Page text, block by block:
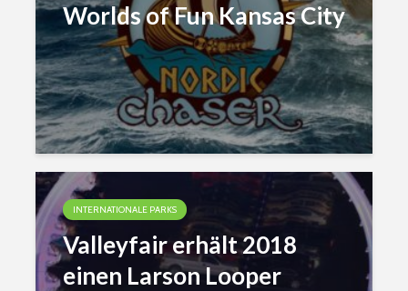
Worlds of Fun Kansas City
INTERNATIONALE PARKS
Valleyfair erhält 2018
einen Larson Looper